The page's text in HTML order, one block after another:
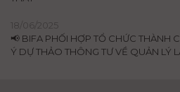
18/06/2025
📢 BIFA PHỐI HỢP TỔ CHỨC THÀNH
Ý DỰ THẢO THÔNG TƯ VỀ QUẢN LÝ